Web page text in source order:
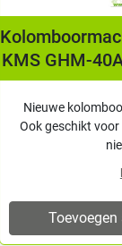
KMS GHM-
Nieuwe
Ook geschikt